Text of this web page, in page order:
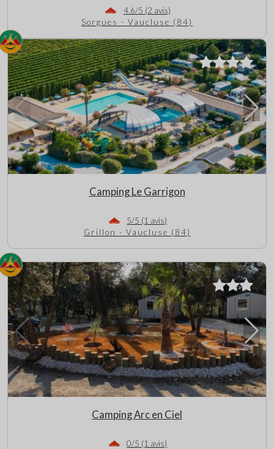
4.6/5 (2 avis)
Sorgues - Vaucluse (84)
Camping Le Garrigon
5/5 (1 avis)
Grillon - Vaucluse (84)
Camping Arc en Ciel
0/5 (1 avis)